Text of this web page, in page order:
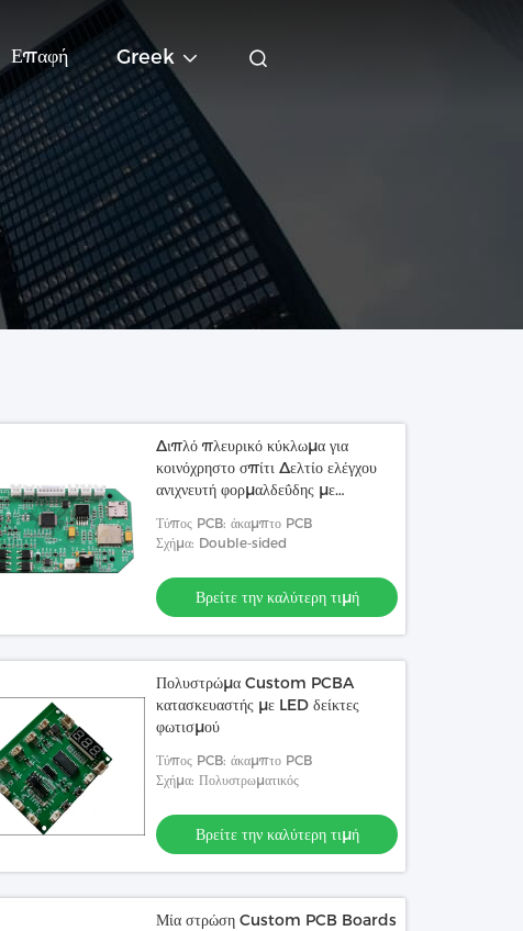
Επαφή Greek
Διπλό πλευρικό κύκλωμα για
κοινόχρηστο σπίτι Δελτίο ελέγχου
ανιχνευτή φορμαλδεΰδης με
Τύπος PCB: άκαμπτο PCB
Σχήμα: Double-sided
Βρείτε την καλύτερη τιμή
Πολυστρώμα Custom PCBA
κατασκευαστής με LED δείκτες
φωτισμού
Τύπος PCB: άκαμπτο PCB
Σχήμα: Πολυστρωματικός
Βρείτε την καλύτερη τιμή
Μία στρώση Custom PCB Boards